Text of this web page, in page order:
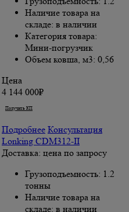
Наличие товара на
складе: в наличии
Категория товара:
Мини-погрузчик
Объем ковша, м3: 0,56
Цена
4 144 000₽
Получить КП
Подробнее Консультация
Lonking CDM312-II
Доставка: цена по запросу
Грузоподъемность: 1.2
тонны
Наличие товара на
складе: в наличии